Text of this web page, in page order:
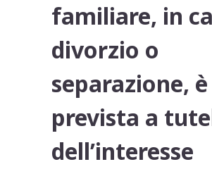
familiare, in
divorzio o
separazione, è
prevista a
dell’interesse